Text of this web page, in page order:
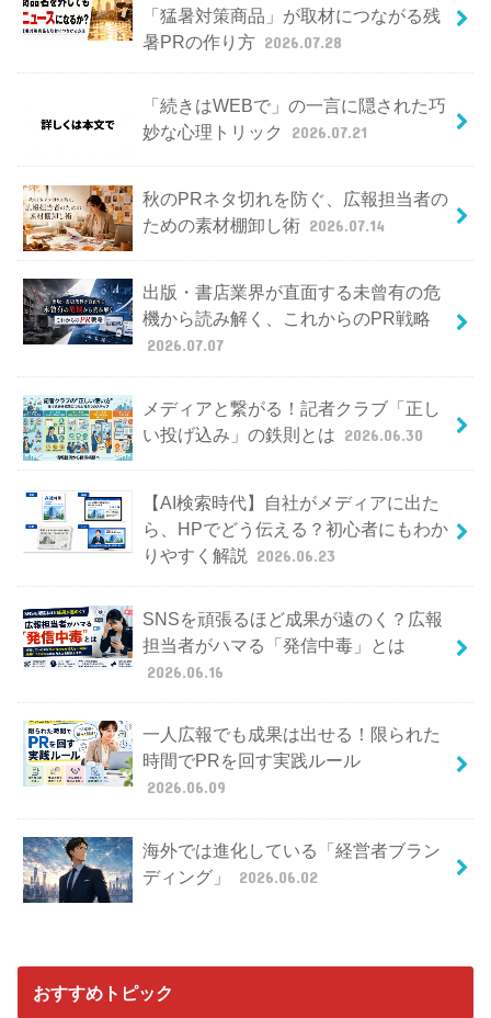
「猛暑対策商品」が取材につながる残
暑PRの作り方 2026.07.28
「続きはWEBで」の一言に隠された巧
妙な心理トリック
2026.07.21
秋のPRネタ切れを防ぐ、広報担当者の
ための素材棚卸し術 2026.07.14
出版・書店業界が直面する未曾有の危
機から読み解く、これからのPR戦略
2026.07.07
メディアと繋がる！記者クラブ「正し
い投げ込み」の鉄則とは 2026.06.30
【AI検索時代】自社がメディアに出た
ら、HPでどう伝える？初心者にもわか
りやすく解説
2026.06.23
SNSを頑張るほど成果が遠のく？広報
担当者がハマる「発信中毒」とは
2026.06.16
一人広報でも成果は出せる！限られた
時間でPRを回す実践ルール
2026.06.09
海外では進化している「経営者ブラン
ディング」
2026.06.02
おすすめトピック